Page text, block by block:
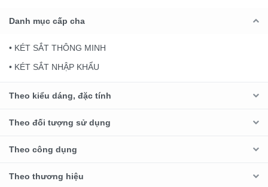
Danh mục cấp cha
• KÉT SẮT THÔNG MINH
• KÉT SẮT NHẬP KHẨU
Theo kiểu dáng, đặc tính
Theo đối tượng sử dụng
Theo công dụng
Theo thương hiệu